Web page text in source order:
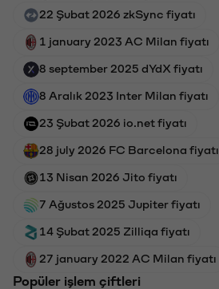
22 Şubat 2026 zkSync fiyatı
1 january 2023 AC Milan fiyatı
8 september 2025 dYdX fiyatı
8 Aralık 2023 Inter Milan fiyatı
23 Şubat 2026 io.net fiyatı
28 july 2026 FC Barcelona fiyatı
13 Nisan 2026 Jito fiyatı
7 Ağustos 2025 Jupiter fiyatı
14 Şubat 2025 Zilliqa fiyatı
27 january 2022 AC Milan fiyatı
Popüler işlem çiftleri